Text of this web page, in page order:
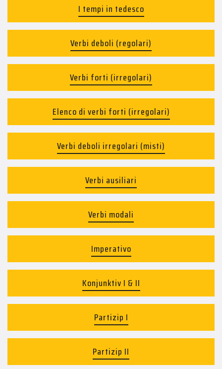
I tempi in tedesco
Verbi deboli (regolari)
Verbi forti (irregolari)
Elenco di verbi forti (irregolari)
Verbi deboli irregolari (misti)
Verbi ausiliari
Verbi modali
Imperativo
Konjunktiv I & II
Partizip I
Partizip II